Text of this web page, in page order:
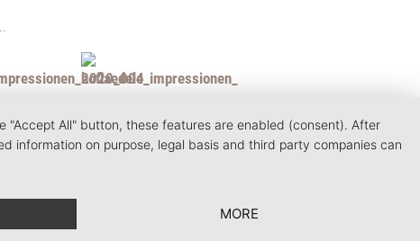
All" button, these features are enabled (consent). After
information on purpose, legal basis and third party companies can
MORE